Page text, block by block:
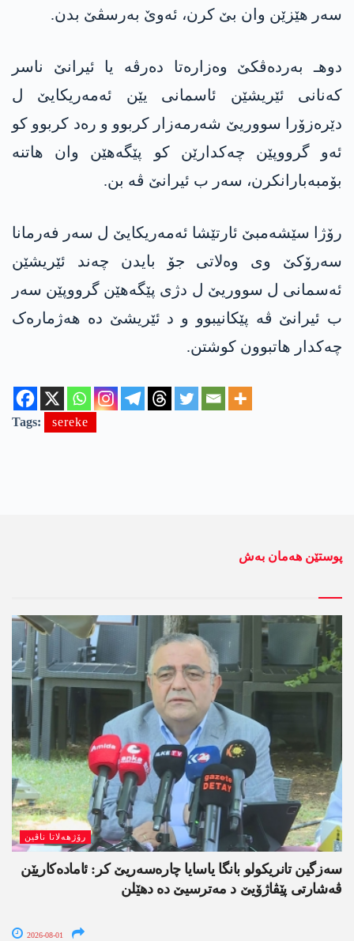
سەر هێزێن وان بێ کرن، ئەوێ بەرسڤێ بدن.
دوهـ بەردەڤکێ وەزارەتا دەرڤە یا ئیرانێ ناسر
کەنانی ئێریشێن ئاسمانی یێن ئه‌مەریکایێ ل
دێرەزۆرا سووریێ شەرمەزار کربوو و رەد کربوو کو
ئەو گرووپێن چەکدارێن کو پێگەهێن وان هاتنە
بۆمبەبارانکرن، سەر ب ئیرانێ ڤە بن.
رۆژا سێشەمبێ ئارتێشا ئه‌مەریکایێ ل سەر فەرمانا
سەرۆکێ وی وەلاتی جۆ بایدن چەند ئێریشێن
ئەسمانی ل سووریێ ل دژی پێگەهێن گرووپێن سەر
ب ئیرانێ ڤە پێکانیبوو و د ئێریشێ دە هەژمارەک
چەکدار هاتبوون کوشتن.
Tags: sereke
پوستێن ھەمان بەش
رۆژھەلاتا ناڤین
سەزگین تانریکولو بانگا یاسایا چارەسەریێ کر: ئامادەکاریێن
ڤەشارتی پێڤاژۆیێ د مەترسیێ دە دھێلن
2026-08-01